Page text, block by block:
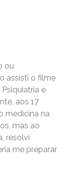
ou
assisti o filme
e
aos 17
medicina na
mas ao
resolvi
me preparar